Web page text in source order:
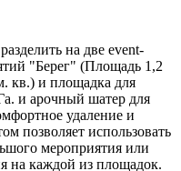
на две event-
"Берег" (Площадь 1,2
кв.) и площадка для
и арочный шатер для
удаление и
позволяет использовать
мероприятия или
на каждой из площадок.